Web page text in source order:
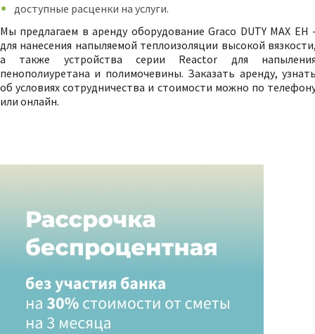
доступные расценки на услуги.
Мы предлагаем в аренду оборудование Graco DUTY MAX EH
для нанесения напыляемой теплоизоляции высокой
а также устройства серии Reactor для
пенополиуретана и полимочевины. Заказать аренду,
об условиях сотрудничества и стоимости можно по
или онлайн.